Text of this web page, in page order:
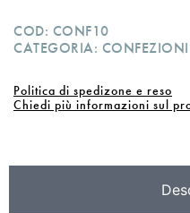
COD: CONF10
CATEGORIA:
Politica di spedizone e reso
Chiedi più informazioni sul